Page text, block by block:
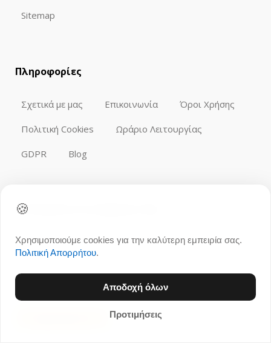
🍪
Χρησιμοποιούμε cookies για την καλύτερη εμπειρία σας.
Πολιτική Απορρήτου.
Αποδοχή όλων
Προτιμήσεις
Sitemap
Πληροφορίες
Σχετικά με μας Επικοινωνία Όροι Χρήσης
Πολιτική Cookies Ωράριο Λειτουργίας
GDPR Blog
ΕΓΓΡΑΦΕΙΤΕ ΣΤΟ NEWSLETTER
Εγγραφείτε στο ενημερωτικό μας δελτίο για να
λαμβάνετε ενημερώσεις και προσφορές προϊόντων.